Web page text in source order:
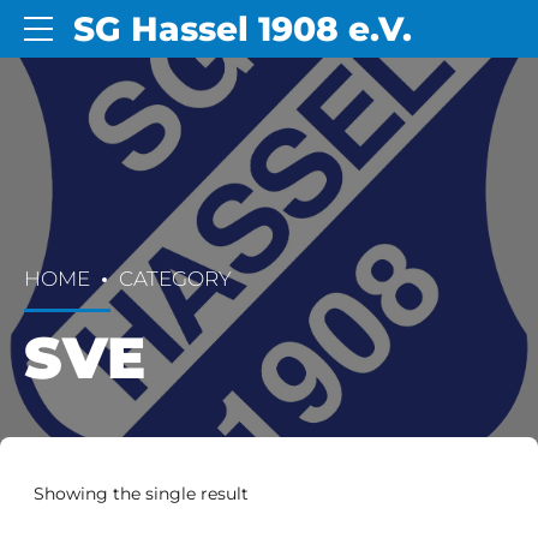
SG Hassel 1908 e.V.
HOME CATEGORY
SVE
Showing the single result